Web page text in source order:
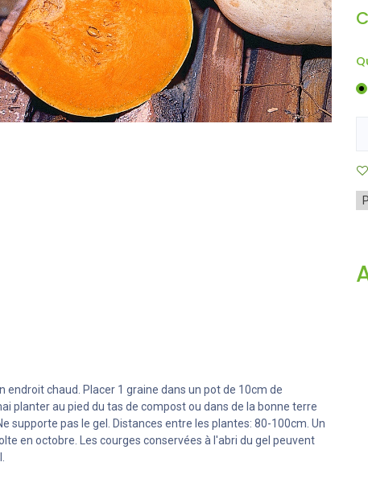
endroit chaud. Placer 1 graine dans un pot de 10cm de
planter au pied du tas de compost ou dans de la bonne terre
supporte pas le gel. Distances entre les plantes: 80-100cm. Un
en octobre. Les courges conservées à l'abri du gel peuvent